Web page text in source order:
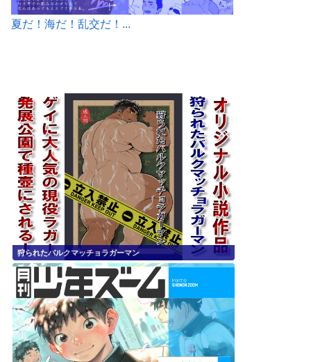
夏だ！海だ！乱交だ！...
狩られたバルクマッチョラガーマン